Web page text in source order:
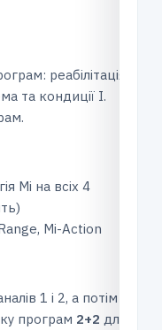
реабілітація
та кондиції I.
Mi на всіх 4
Mi-Action
1 і 2, а потім
програм 2+2 для